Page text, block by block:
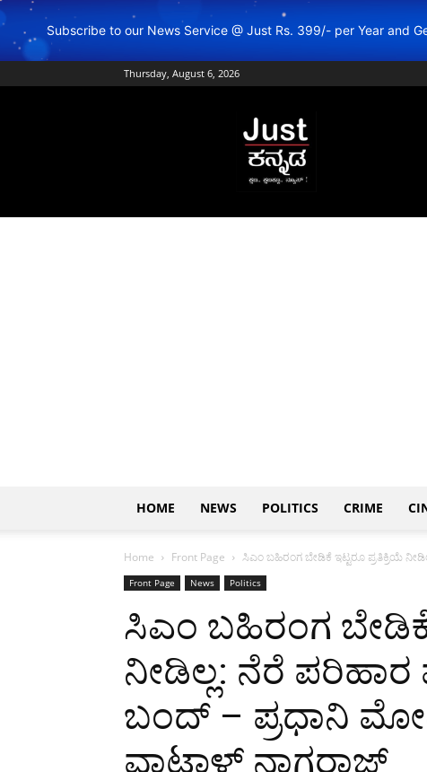
Subscribe to our News Service @ Just Rs. 399/- per Year and
Thursday, August 6, 2026
Just
Kannada
–
Online
News
ಕನ್ನಡ
HOME NEWS POLITICS CRIME
Home Front Page ಸಿಎಂ ಬಹಿರಂಗ ಬೇಡಿಕೆ ಇಟ್ಟರೂ ಪ್ರತಿಕ್ರಿಯೆ
Front Page News Politics
ಸಿಎಂ ಬಹಿರಂಗ ಬೇಡಿಕೆ
ನೀಡಿಲ್ಲ: ನೆರೆ
ಬಂದ್ – ಪ್ರಧಾನಿ
ವಾಟಾಳ್ ನಾಗರಾಜ್